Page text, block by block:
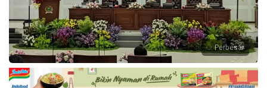
Perbesar